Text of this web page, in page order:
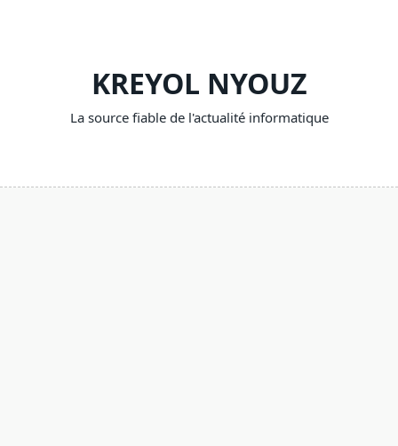
KREYOL NYOUZ
La source fiable de l'actualité informatique